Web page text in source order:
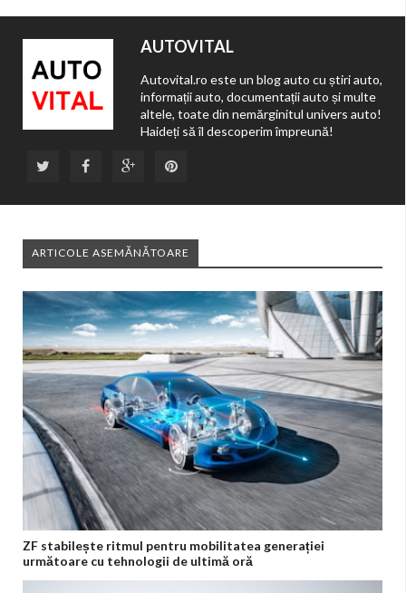
AUTOVITAL
Autovital.ro este un blog auto cu știri auto,
informații auto, documentații auto și multe
altele, toate din nemărginitul univers auto!
Haideți să îl descoperim împreună!
ARTICOLE ASEMĂNĂTOARE
ZF stabilește ritmul pentru mobilitatea generației
următoare cu tehnologii de ultimă oră